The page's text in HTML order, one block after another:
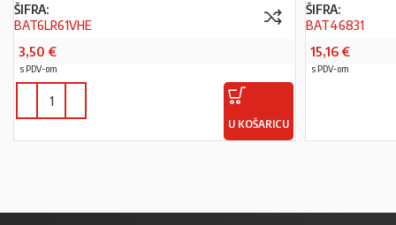
ŠIFRA:
BAT6LR61VHE
3,50 €
s PDV-om
U KOŠARICU
ŠIFRA:
BAT46831
15,16 €
s PDV-om